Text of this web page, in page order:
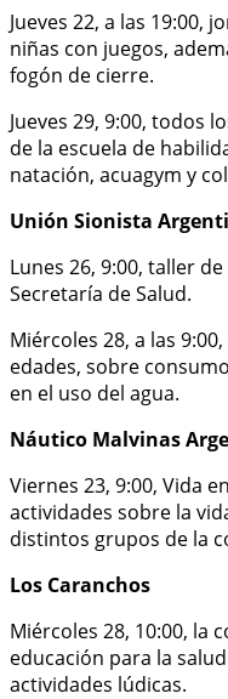
Jueves 22, a las 19:00,
niñas con juegos,
fogón de cierre.
Jueves 29, 9:00, todos
de la escuela de
natación, acuagym y
Unión Sionista
Lunes 26, 9:00, taller
Secretaría de Salud.
Miércoles 28, a las
edades, sobre
en el uso del agua.
Náutico Malvinas
Viernes 23, 9:00, Vida
actividades sobre la
distintos grupos de la
Los Caranchos
Miércoles 28, 10:00, la
educación para la
actividades lúdicas.